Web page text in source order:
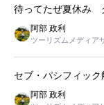
待ってたぜ夏休み
阿部 政利
ツーリズムメディア
セブ・パシフィッ
阿部 政利